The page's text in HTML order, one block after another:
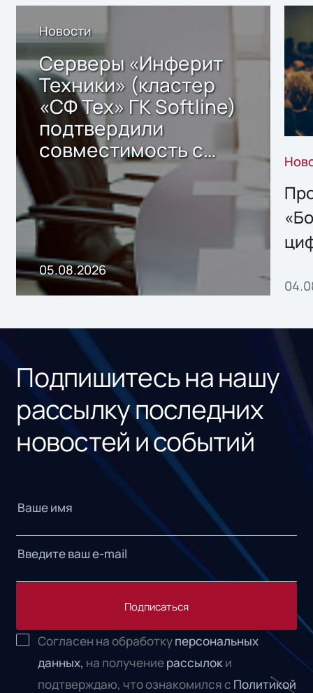
Новости
Серверы «Инферит
Техники» (кластер
«СФ Тех» ГК Softline)
подтвердили
совместимость с
решением Sharx
Storage 2.x для
хранения данных
05.08.2026
Подпишитесь на нашу
рассылку последних
новостей и событий
Подписаться
Согласен на обработкуперсональных
данных, на получениерассылоки
подтверждаю, что ознакомился с Политикой